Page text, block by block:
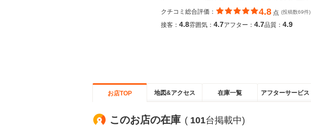
クチコミ総合評価： 4.8 点 (投稿数69件)
接客： 4.8雰囲気： 4.7アフター： 4.7品質： 4.9
お店TOP 地図&アクセス 在庫一覧 アフターサービス
このお店の在庫 ( 101台掲載中)